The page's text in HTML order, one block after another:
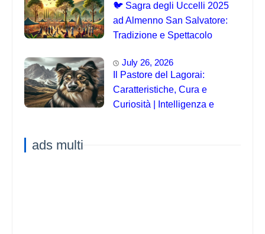
🐦 Sagra degli Uccelli 2025
ad Almenno San Salvatore:
Tradizione e Spettacolo
July 26, 2026
Il Pastore del Lagorai:
Caratteristiche, Cura e
Curiosità | Intelligenza e
ads multi